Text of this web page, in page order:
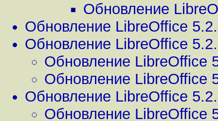
Обновление
Обновление LibreOffice
Обновление LibreOffice
Обновление LibreOffice
Обновление LibreOffice
Обновление LibreOffice
Обновление LibreOffice